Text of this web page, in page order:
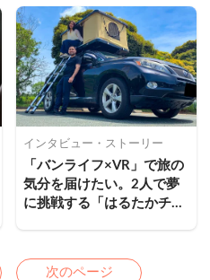
インタビュー・ストーリー
「バンライフ×VR」で旅の
気分を届けたい。2人で夢
に挑戦する「はるたかチャ
Previous次のページ Next